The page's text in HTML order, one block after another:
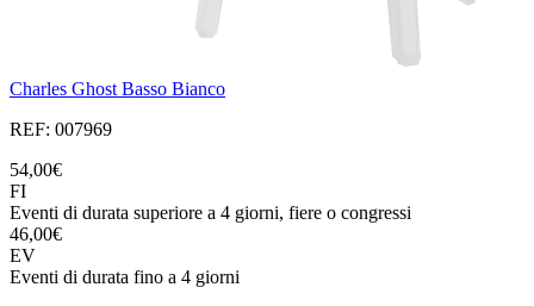
Charles Ghost Basso Bianco
REF: 007969
54,00€
FI
Eventi di durata superiore a 4 giorni, fiere o congressi
46,00€
EV
Eventi di durata fino a 4 giorni